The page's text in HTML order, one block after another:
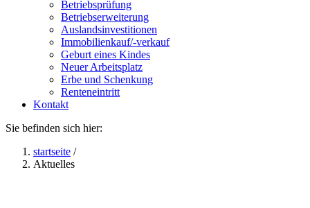
Betriebsprüfung
Betriebserweiterung
Auslandsinvestitionen
Immobilienkauf/-verkauf
Geburt eines Kindes
Neuer Arbeitsplatz
Erbe und Schenkung
Renteneintritt
Kontakt
Sie befinden sich hier:
startseite /
Aktuelles